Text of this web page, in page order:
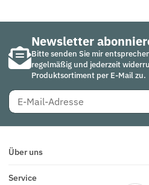
Newsletter
Bitte senden Sie mir
regelmäßig und jederzeit
Produktsortiment per E-Mail zu.
Über uns
Service